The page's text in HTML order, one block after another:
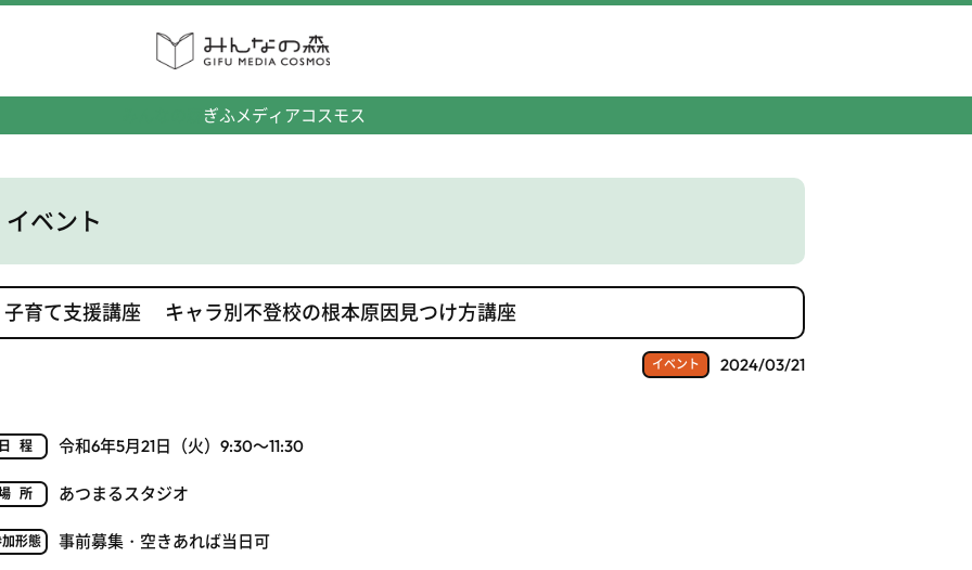
ぎふメディアコスモス
イベント
子育て支援講座 キャラ別不登校の根本原因見つけ方講座
イベント 2024/03/21
日程 令和6年5月21日（火）9:30～11:30
場所 あつまるスタジオ
参加形態 事前募集・空きあれば当日可